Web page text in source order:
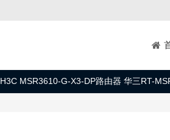
H3C MSR3610-G-X3-DP路由器 华三RT-